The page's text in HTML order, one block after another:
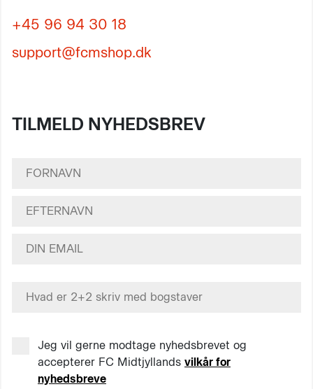
+45 96 94 30 18
support@fcmshop.dk
TILMELD NYHEDSBREV
Jeg vil gerne modtage nyhedsbrevet og
accepterer FC Midtjyllands vilkår for
nyhedsbreve